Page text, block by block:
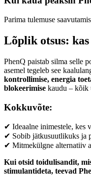
Parima tulemuse
Lõplik otsus:
PhenQ paistab silma selle
asemel tegeleb see
kontrollimise, energia
blokeerimise kaudu – kõik
Kokkuvõte:
✔ Ideaalne inimestele, kes
✔ Sobib jätkusuutlikuks ja
✔ Mitmekülgne alternatiiv
Kui otsid toidulisandit,
stimulantideta, teevad